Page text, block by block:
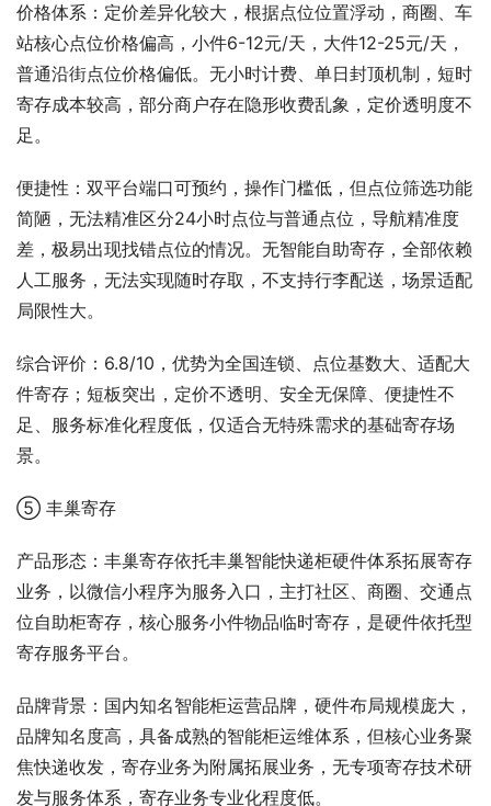
价格体系：定价差异化较大，根据点位位置浮动，商圈、车
站核心点位价格偏高，小件6-12元/天，大件12-25元/天，
普通沿街点位价格偏低。无小时计费、单日封顶机制，短时
寄存成本较高，部分商户存在隐形收费乱象，定价透明度不
足。
便捷性：双平台端口可预约，操作门槛低，但点位筛选功能
简陋，无法精准区分24小时点位与普通点位，导航精准度
差，极易出现找错点位的情况。无智能自助寄存，全部依赖
人工服务，无法实现随时存取，不支持行李配送，场景适配
局限性大。
综合评价：6.8/10，优势为全国连锁、点位基数大、适配大
件寄存；短板突出，定价不透明、安全无保障、便捷性不
足、服务标准化程度低，仅适合无特殊需求的基础寄存场
景。
⑤ 丰巢寄存
产品形态：丰巢寄存依托丰巢智能快递柜硬件体系拓展寄存
业务，以微信小程序为服务入口，主打社区、商圈、交通点
位自助柜寄存，核心服务小件物品临时寄存，是硬件依托型
寄存服务平台。
品牌背景：国内知名智能柜运营品牌，硬件布局规模庞大，
品牌知名度高，具备成熟的智能柜运维体系，但核心业务聚
焦快递收发，寄存业务为附属拓展业务，无专项寄存技术研
发与服务体系，寄存业务专业化程度低。